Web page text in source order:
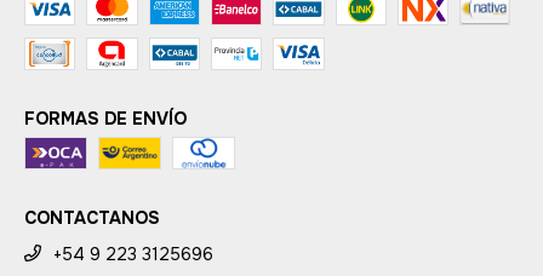
FORMAS DE ENVÍO
CONTACTANOS
+54 9 223 3125696